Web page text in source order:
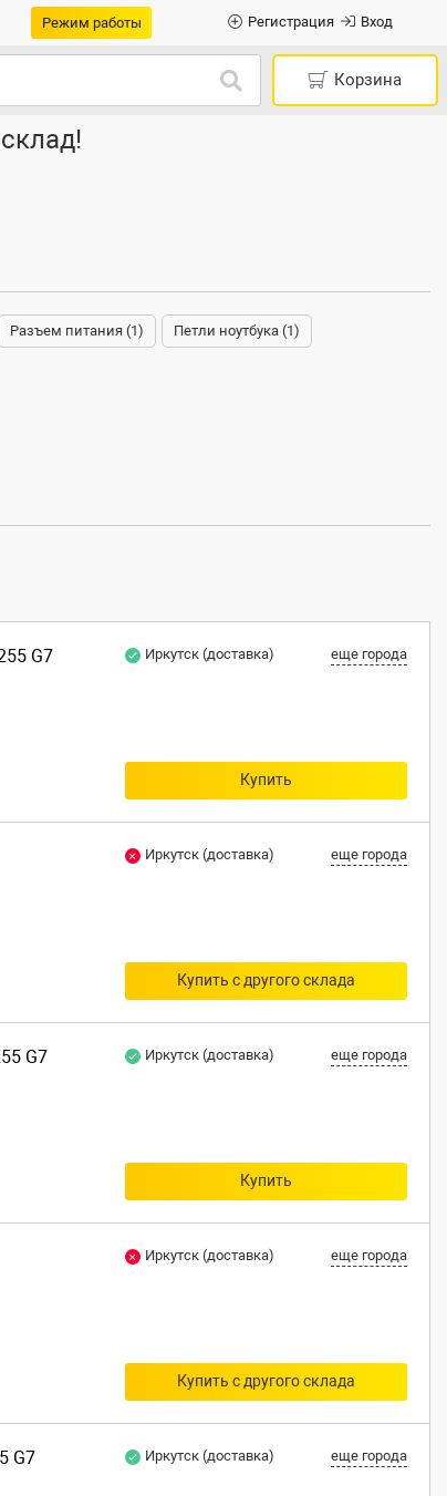
Режим работы Регистрация Вход
Корзина
Разъем питания (1) Петли ноутбука (1)
G7 Иркутск (доставка) еще города
Купить
Иркутск (доставка) еще города
Купить с другого склада
G7 Иркутск (доставка) еще города
Купить
Иркутск (доставка) еще города
Купить с другого склада
G7 Иркутск (доставка) еще города